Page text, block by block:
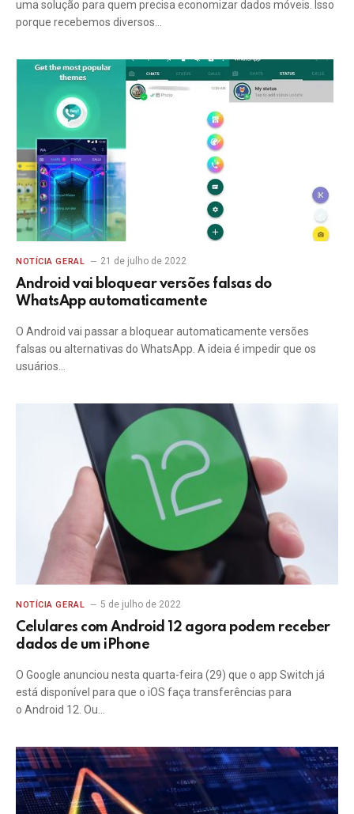
uma solução para quem precisa economizar dados móveis. Isso
porque recebemos diversos…
NOTÍCIA GERAL 21 de julho de 2022
Android vai bloquear versões falsas do
WhatsApp automaticamente
O Android vai passar a bloquear automaticamente versões
falsas ou alternativas do WhatsApp. A ideia é impedir que os
usuários…
NOTÍCIA GERAL 5 de julho de 2022
Celulares com Android 12 agora podem receber
dados de um iPhone
O Google anunciou nesta quarta-feira (29) que o app Switch já
está disponível para que o iOS faça transferências para
o Android 12. Ou…